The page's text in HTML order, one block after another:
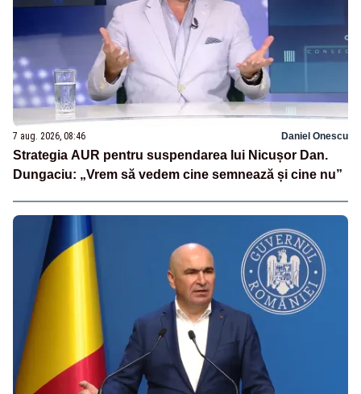
7 aug. 2026, 08:46 Daniel Onescu
Strategia AUR pentru suspendarea lui Nicușor Dan.
Dungaciu: „Vrem să vedem cine semnează și cine nu”